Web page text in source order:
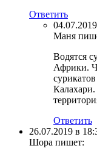
Ответить
Маня
Водятся
Африки.
Ответить
26.07.2019 в
Шора пишет: